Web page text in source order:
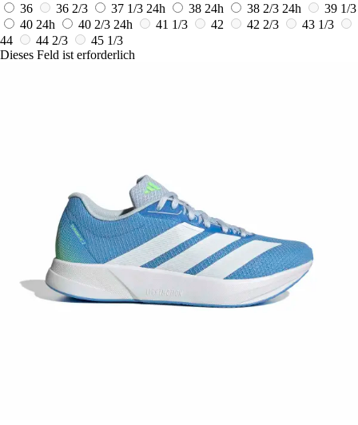
36
36 2/3 37 1/3 24h 38 24h 38 2/3 24h
39 1/3
40 24h 40 2/3 24h 41 1/3 42 42 2/3
43 1/3
44
44 2/3
45 1/3
Dieses Feld ist erforderlich